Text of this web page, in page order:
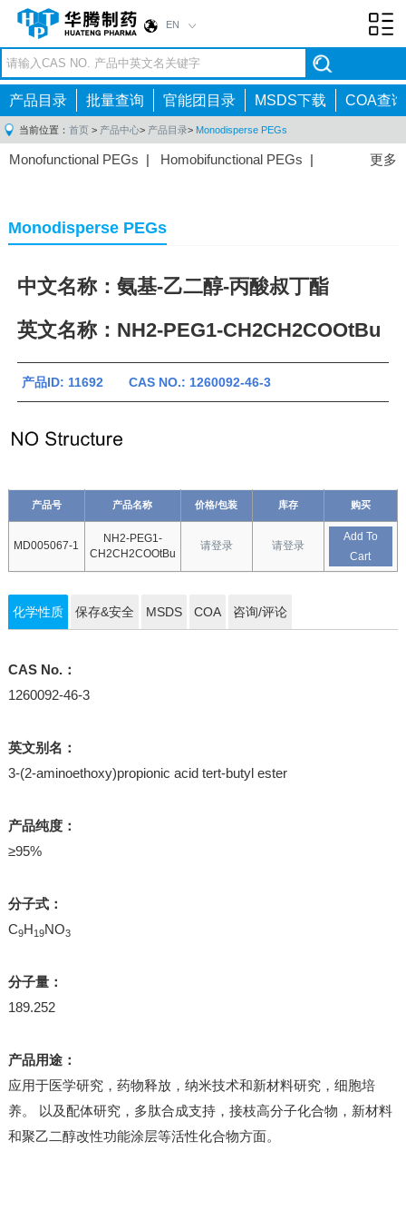
EN
产品目录 批量查询 官能团目录 MSDS下载 COA查询
当前位置： 首页 > 产品中心> 产品目录> Monodisperse PEGs
更多
Monofunctional PEGs | Homobifunctional PEGs |
Monodisperse PEGs
中文名称：氨基-乙二醇-丙酸叔丁酯
英文名称：NH2-PEG1-CH2CH2COOtBu
产品ID: 11692 CAS NO.: 1260092-46-3
产品号 产品名称 价格/包装 库存 购买
MD005067-1
NH2-PEG1-
CH2CH2COOtBu
请登录 请登录
Add To
Cart
化学性质 保存&安全 MSDS COA 咨询/评论
CAS No.：
1260092-46-3
英文别名：
3-(2-aminoethoxy)propionic acid tert-butyl ester
产品纯度：
≥95%
分子式：
C9H19NO3
分子量：
189.252
产品用途：
应用于医学研究，药物释放，纳米技术和新材料研究，细胞培
养。 以及配体研究，多肽合成支持，接枝高分子化合物，新材料
和聚乙二醇改性功能涂层等活性化合物方面。